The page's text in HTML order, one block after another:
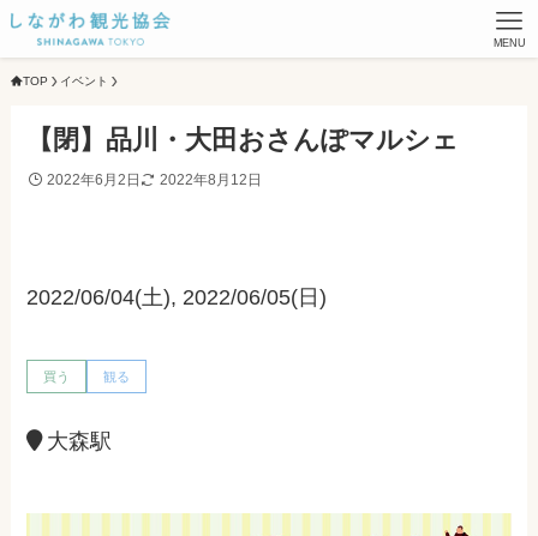
MENU
TOP イベント
【閉】品川・大田おさんぽマルシェ
2022年6月2日 2022年8月12日
2022/06/04(土), 2022/06/05(日)
買う 観る
大森駅